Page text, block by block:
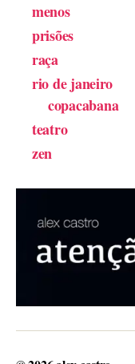
menos
prisões
raça
rio de janeiro
copacabana
teatro
zen